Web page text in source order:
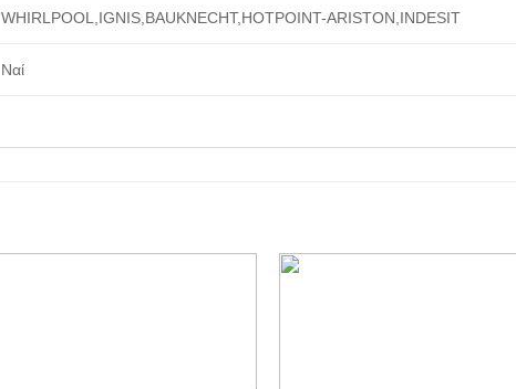
WHIRLPOOL,IGNIS,BAUKNECHT,HOTPOINT-ARISTON,INDESIT
Ναί